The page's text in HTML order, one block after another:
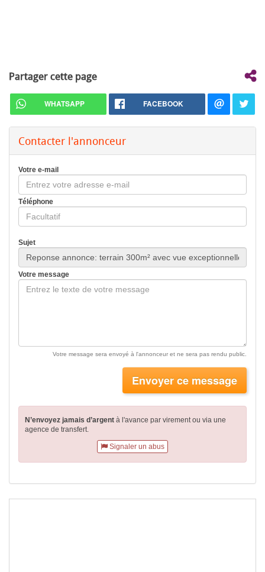
Partager cette page
WHATSAPP FACEBOOK
Contacter l'annonceur
Votre e-mail
Téléphone
Sujet
Votre message
Votre message sera envoyé à l'annonceur et ne sera pas rendu public.
Envoyer ce message
N’envoyez jamais d’argent à l'avance par virementou via une
agence de transfert.
Signaler un abus